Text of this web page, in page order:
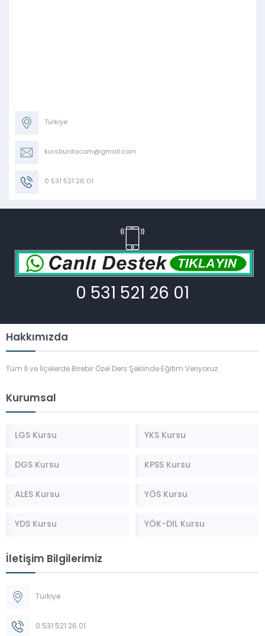
Türkiye
kursburdacom@gmail.com
0 531 521 26 01
0 531 521 26 01
Hakkımızda
Tüm İl ve İlçelerde Birebir Özel Ders Şeklinde Eğitim Veriyoruz.
Kurumsal
LGS Kursu YKS Kursu
DGS Kursu KPSS Kursu
ALES Kursu YÖS Kursu
YDS Kursu YÖK-DİL Kursu
İletişim Bilgilerimiz
Türkiye
0 531 521 26 01